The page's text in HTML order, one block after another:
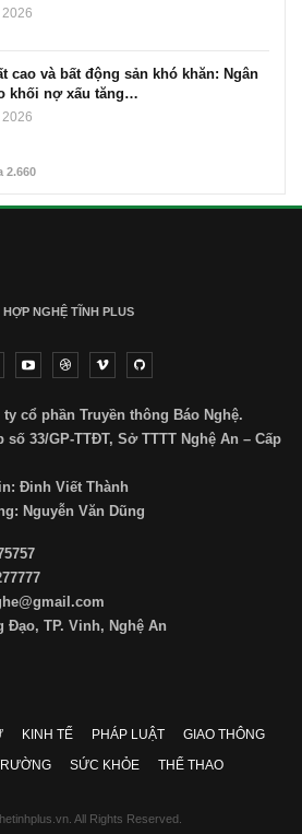
cao và bất động sản khó khăn: Ngân
khối nợ xấu tăng…
2.660
NGHỆ TĨNH PLUS
cổ phần Truyền thông Báo Nghệ.
33/GP-TTĐT, Sở TTTT Nghệ An – Cấp
Đinh Viết Thành
Nguyễn Văn Dũng
Đạo, TP. Vinh, Nghệ An
KINH TẾ PHÁP LUẬT
GIAO THÔNG
SỨC KHỎE THỂ THAO
All Rights Reserved.